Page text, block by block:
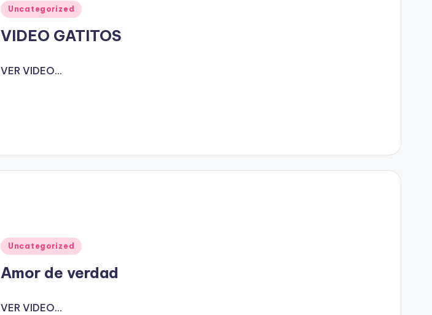
Publicado
Uncategorized
VIDEO GATITOS
VER VIDEO...
Publicado
Uncategorized
Amor de verdad
VER VIDEO...